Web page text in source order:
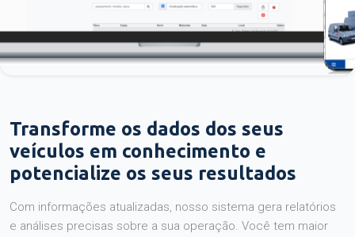
Transforme os dados dos seus
veículos em conhecimento e
potencialize os seus resultados
Com informações atualizadas, nosso sistema gera relatórios
e análises precisas sobre a sua operação. Você tem maior